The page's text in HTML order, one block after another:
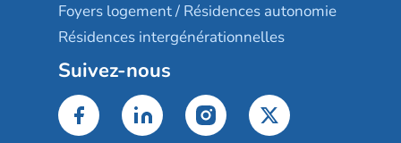
Foyers logement / Résidences autonomie
Résidences intergénérationnelles
Suivez-nous